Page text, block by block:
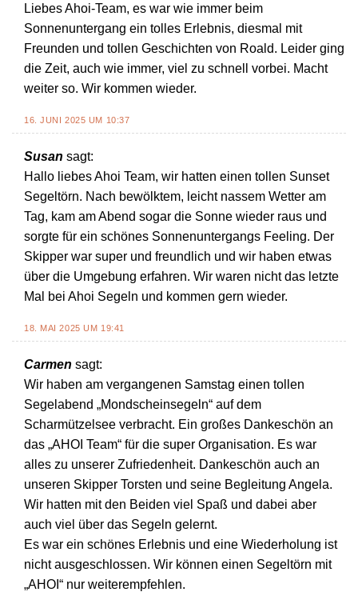
Liebes Ahoi-Team, es war wie immer beim
Sonnenuntergang ein tolles Erlebnis, diesmal mit
Freunden und tollen Geschichten von Roald. Leider ging
die Zeit, auch wie immer, viel zu schnell vorbei. Macht
weiter so. Wir kommen wieder.
16. JUNI 2025 UM 10:37
Susan sagt:
Hallo liebes Ahoi Team, wir hatten einen tollen Sunset
Segeltörn. Nach bewölktem, leicht nassem Wetter am
Tag, kam am Abend sogar die Sonne wieder raus und
sorgte für ein schönes Sonnenuntergangs Feeling. Der
Skipper war super und freundlich und wir haben etwas
über die Umgebung erfahren. Wir waren nicht das letzte
Mal bei Ahoi Segeln und kommen gern wieder.
18. MAI 2025 UM 19:41
Carmen sagt:
Wir haben am vergangenen Samstag einen tollen
Segelabend „Mondscheinsegeln“ auf dem
Scharmützelsee verbracht. Ein großes Dankeschön an
das „AHOI Team“ für die super Organisation. Es war
alles zu unserer Zufriedenheit. Dankeschön auch an
unseren Skipper Torsten und seine Begleitung Angela.
Wir hatten mit den Beiden viel Spaß und dabei aber
auch viel über das Segeln gelernt.
Es war ein schönes Erlebnis und eine Wiederholung ist
nicht ausgeschlossen. Wir können einen Segeltörn mit
„AHOI“ nur weiterempfehlen.